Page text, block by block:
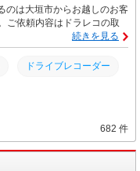
のは大垣市からお越しのお客
依頼内容はドラレコの取
続きを見る
ドライブレコーダー
682 件